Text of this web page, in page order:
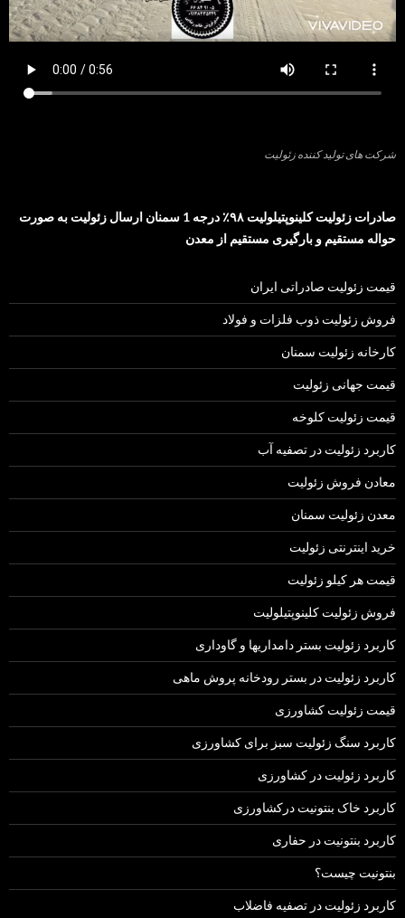
شرکت های تولید کننده زئولیت
صادرات زئولیت کلینوپتیلولیت ۹۸٪ درجه 1 سمنان ارسال زئولیت به صورت
حواله مستقیم و بارگیری مستقیم از معدن
قیمت زئولیت صادراتی ایران
فروش زئولیت ذوب فلزات و فولاد
کارخانه زئولیت سمنان
قیمت جهانی زئولیت
قیمت زئولیت کلوخه
کاربرد زئولیت در تصفیه آب
معادن فروش زئولیت
معدن زئولیت سمنان
خرید اینترنتی زئولیت
قیمت هر کیلو زئولیت
فروش زئولیت کلینوپتیلولیت
کاربرد زئولیت بستر دامداریها و گاوداری
کاربرد زئولیت در بستر رودخانه پروش ماهی
قیمت زئولیت کشاورزی
کاربرد سنگ زئولیت سبز برای کشاورزی
کاربرد زئولیت در کشاورزی
کاربرد خاک بنتونیت درکشاورزی
کاربرد بنتونیت در حفاری
بنتونیت چیست؟
کاربرد زئولیت در تصفیه فاضلاب